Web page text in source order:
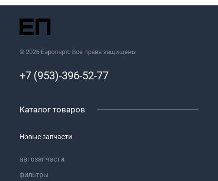
© 2026 Европартс Все права защищены
+7 (953)-396-52-77
Каталог товаров
Новые запчасти
автозапчасти
фильтры